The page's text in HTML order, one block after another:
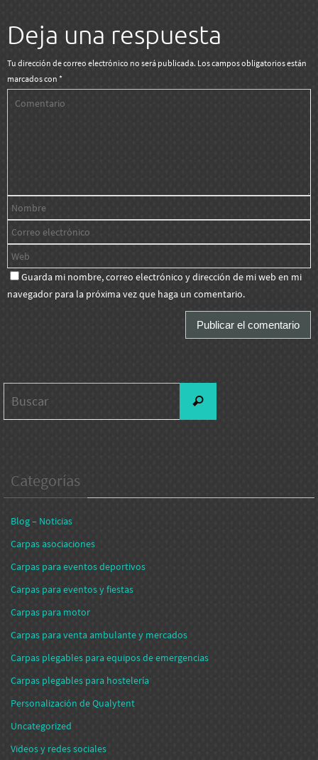
Deja una respuesta
Tu dirección de correo electrónico no será publicada. Los campos obligatorios están
marcados con *
Guarda mi nombre, correo electrónico y dirección de mi web en mi
navegador para la próxima vez que haga un comentario.
Buscar
Categorías
Blog – Noticias
Carpas asociaciones
Carpas para eventos deportivos
Carpas para eventos y fiestas
Carpas para motor
Carpas para venta ambulante y mercados
Carpas plegables para equipos de emergencias
Carpas plegables para hostelería
Personalización de Qualytent
Uncategorized
Videos y redes sociales